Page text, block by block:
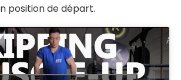
position de départ.